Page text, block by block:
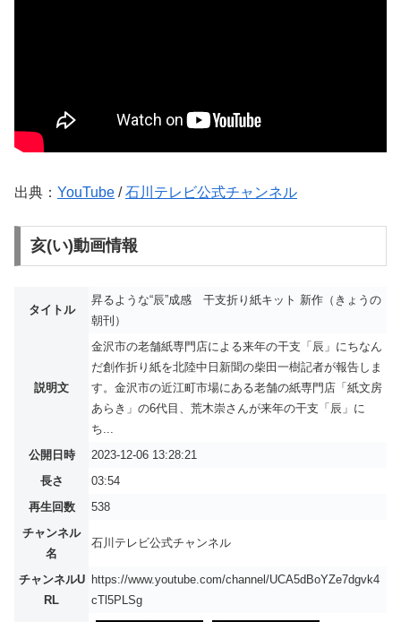
出典： YouTube /石川テレビ公式チャンネル
亥(い)動画情報
タイトル
昇るような“辰”成感 干支折り紙キット 新作（きょうの
朝刊）
説明文
金沢市の老舗紙専門店による来年の干支「辰」にちなん
だ創作折り紙を北陸中日新聞の柴田一樹記者が報告しま
す。金沢市の近江町市場にある老舗の紙専門店「紙文房
あらき」の6代目、荒木崇さんが来年の干支「辰」に
ち...
公開日時
2023-12-06 13:28:21
長さ
03:54
再生回数
538
チャンネル
名
石川テレビ公式チャンネル
チャンネルU
RL
https://www.youtube.com/channel/UCA5dBoYZe7dgvk4
cTl5PLSg